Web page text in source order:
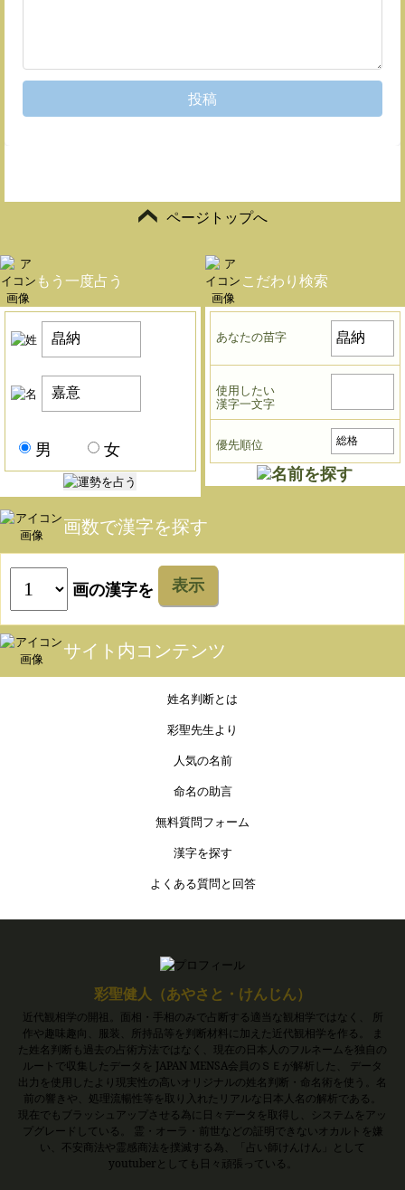
投稿
ページトップへ
もう一度占う
男 女
こだわり検索
あなたの苗字
使用したい
漢字一文字
優先順位
画数で漢字を探す
画の漢字を 表示
サイト内コンテンツ
姓名判断とは
彩聖先生より
人気の名前
命名の助言
無料質問フォーム
漢字を探す
よくある質問と回答
彩聖健人（あやさと・けんじん）
近代観相学の開祖。面相・手相のみで占断する適当な観相学ではなく、 所
作や趣味趣向、服装、所持品等を判断材料に加えた近代観相学を作る。 ま
た姓名判断も過去の占術方法ではなく、現在の日本人のフルネームを独自の
ルートで収集したデータを JAPAN MENSA会員のＳＥが解析した、 データ
出力を使用したより現実性の高いオリジナルの姓名判断・命名術を使う。名
前の響きや、処理流暢性等を取り入れたリアルな日本人名の解析である。
現在でもブラッシュアップさせる為に日々データを取得し、システムをアッ
プグレードしている。 霊・オーラ・前世などの証明できないオカルトを嫌
い、不安商法や霊感商法を撲滅する為、「占い師けんけん」として
youtuberとしても日々頑張っている。